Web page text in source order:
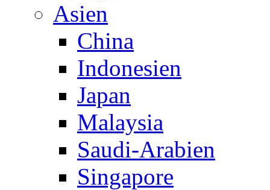
Asien
China
Indonesien
Japan
Malaysia
Saudi-Arabien
Singapore